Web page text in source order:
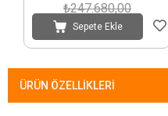
₺247.680,00
Sepete Ekle
ÜRÜN ÖZELLIKLERI